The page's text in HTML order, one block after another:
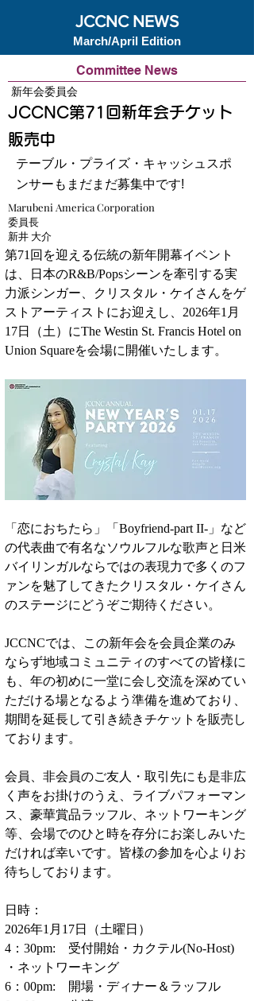
JCCNC NEWS
March/April Edition
Committee News
新年会委員会
JCCNC第71回新年会チケット
販売中
テーブル・プライズ・キャッシュスポ
ンサーもまだまだ募集中です!
Marubeni America Corporation
委員長
新井 大介
第71回を迎える伝統の新年開幕イベント
は、日本のR&B/Popsシーンを牽引する実
力派シンガー、クリスタル・ケイさんをゲ
ストアーティストにお迎えし、2026年1月
17日（土）にThe Westin St. Francis Hotel on
Union Squareを会場に開催いたします。
「恋におちたら」「Boyfriend-part II-」など
の代表曲で有名なソウルフルな歌声と日米
バイリンガルならではの表現力で多くのフ
ァンを魅了してきたクリスタル・ケイさん
のステージにどうぞご期待ください。
JCCNCでは、この新年会を会員企業のみ
ならず地域コミュニティのすべての皆様に
も、年の初めに一堂に会し交流を深めてい
ただける場となるよう準備を進めており、
期間を延長して引き続きチケットを販売し
ております。
会員、非会員のご友人・取引先にも是非広
く声をお掛けのうえ、ライブパフォーマン
ス、豪華賞品ラッフル、ネットワーキング
等、会場でのひと時を存分にお楽しみいた
だければ幸いです。皆様の参加を心よりお
待ちしております。
日時：
2026年1月17日（土曜日）
4：30pm:    受付開始・カクテル(No-Host)
・ネットワーキング
6：00pm:    開場・ディナー＆ラッフル